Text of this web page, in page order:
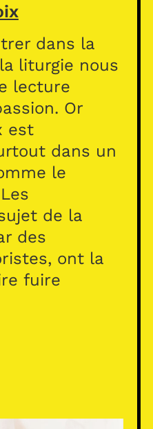
dans la
liturgie nous
lecture
Or
est
dans un
le
de la
des
ont la
fuire